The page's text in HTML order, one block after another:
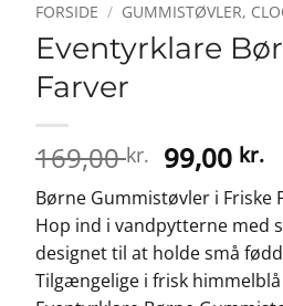
FORSIDE / GUMMISTØVLER,
Eventyrklare
Farver
169,00kr. Den
pris
var:
169,00
99,00 kr.
Børne Gummistøvler i Friske
Hop ind i vandpytterne med
designet til at holde små
Tilgængelige i frisk